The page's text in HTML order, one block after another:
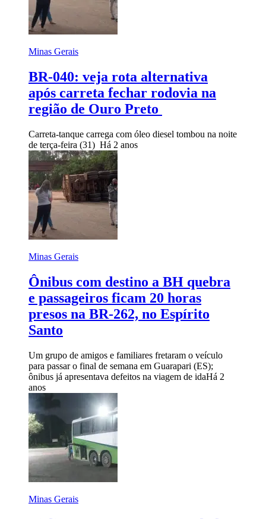
Minas Gerais
BR-040: veja rota alternativa
após carreta fechar rodovia na
região de Ouro Preto
Carreta-tanque carrega com óleo diesel tombou na noite
de terça-feira (31) Há 2 anos
Minas Gerais
Ônibus com destino a BH quebra
e passageiros ficam 20 horas
presos na BR-262, no Espírito
Santo
Um grupo de amigos e familiares fretaram o veículo
para passar o final de semana em Guarapari (ES);
ônibus já apresentava defeitos na viagem de idaHá 2
anos
Minas Gerais